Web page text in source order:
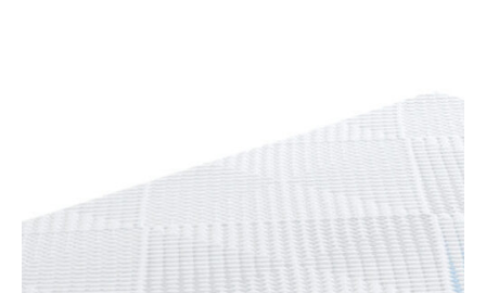
Tejido de revestimiento externo Air3D